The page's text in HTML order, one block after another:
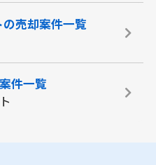
の売却案件一覧
件一覧